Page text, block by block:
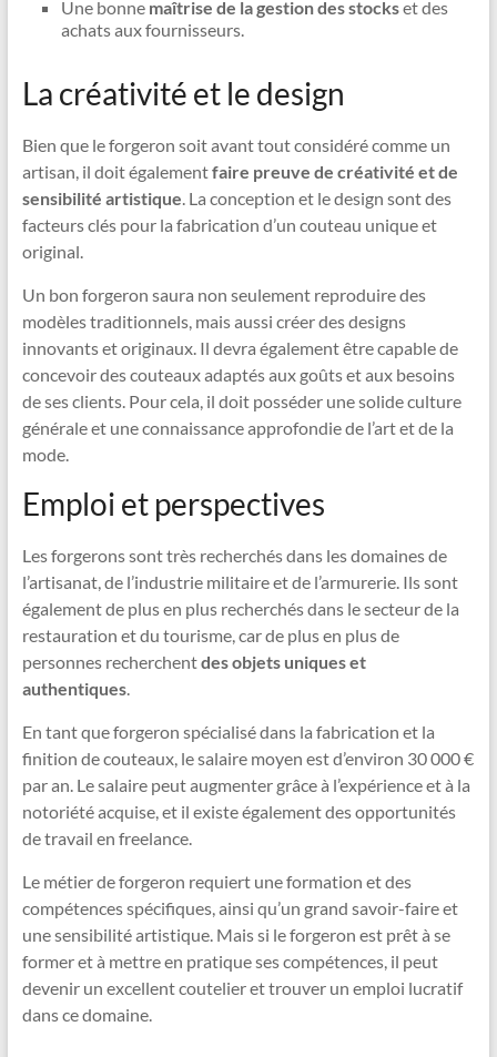
Une bonne maîtrise de la gestion des stockset des
achats aux fournisseurs.
La créativité et le design
Bien que le forgeron soit avant tout considéré comme un
artisan, il doit égalementfaire preuve de créativité et de
sensibilité artistique. La conception et le design sont des
facteurs clés pour la fabrication d’un couteau unique et
original.
Un bon forgeron saura non seulement reproduire des
modèles traditionnels, mais aussi créer des designs
innovants et originaux. Il devra également être capable de
concevoir des couteaux adaptés aux goûts et aux besoins
de ses clients. Pour cela, il doit posséder une solide culture
générale et une connaissance approfondie de l’art et de la
mode.
Emploi et perspectives
Les forgerons sont très recherchés dans les domaines de
l’artisanat, de l’industrie militaire et de l’armurerie. Ils sont
également de plus en plus recherchés dans le secteur de la
restauration et du tourisme, car de plus en plus de
personnes recherchentdes objets uniques et
authentiques.
En tant que forgeron spécialisé dans la fabrication et la
finition de couteaux, le salaire moyen est d’environ 30 000 €
par an. Le salaire peut augmenter grâce à l’expérience et à la
notoriété acquise, et il existe également des opportunités
de travail en freelance.
Le métier de forgeron requiert une formation et des
compétences spécifiques, ainsi qu’un grand savoir-faire et
une sensibilité artistique. Mais si le forgeron est prêt à se
former et à mettre en pratique ses compétences, il peut
devenir un excellent coutelier et trouver un emploi lucratif
dans ce domaine.